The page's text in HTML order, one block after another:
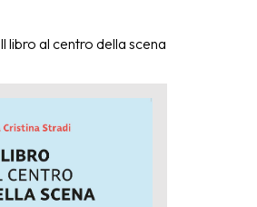
Il libro al centro della scena